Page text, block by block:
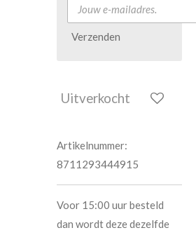
Verzenden
Uitverkocht
Artikelnummer:
8711293444915
Voor 15:00 uur besteld
dan wordt deze dezelfde